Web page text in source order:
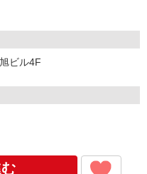
お電話でご連絡します。
張面接・事務所面接と選べま
です！
ビル4F